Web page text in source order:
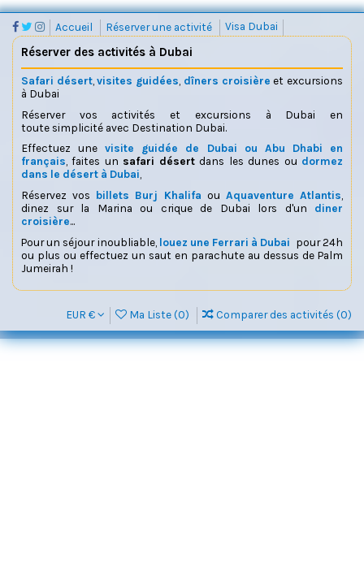
Accueil Réserver une activité Visa Dubai
Réserver des activités à Dubai
Safari désert,visites guidées, dîners croisière et excursions
à Dubai
Réserver vos activités et excursions à Dubai en
toute simplicité avec Destination Dubai.
Effectuez unevisite guidée de Dubai ou Abu Dhabi en
français, faites un safari désertdans les dunes ou dormez
dans le désert à Dubai,
Réservez vos billets Burj Khalifa ou Aquaventure Atlantis
dinez sur la Marina ou crique de Dubai lors d'un diner
croisière...
Pour un séjour inoubliable, louez une Ferrari à Dubai pour 24h
ou plus ou effectuez un saut en parachute au dessus de Palm
Jumeirah !
EUR € Ma Liste (0) Comparer des activités (0)